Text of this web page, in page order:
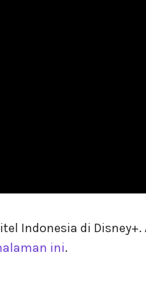
Indonesia di Disney+.
ini.